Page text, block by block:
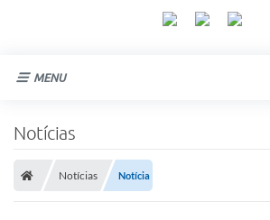
MENU
Portal de Serviços
Notícias
Notícias Notícia